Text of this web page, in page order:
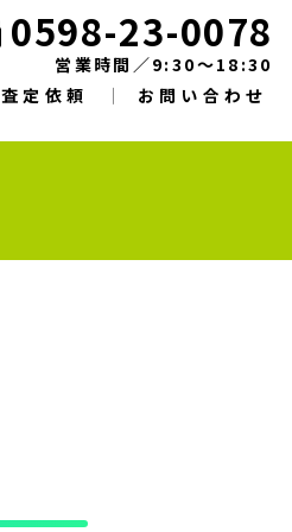
査定依頼 お問い合わせ
0598-23-0078
営業時間／9:30～18:30